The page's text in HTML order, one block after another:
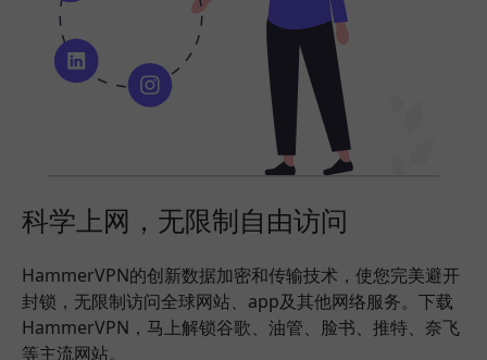
科学上网，无限制自由访问
HammerVPN的创新数据加密和传输技术，使您完美避开
封锁，无限制访问全球网站、app及其他网络服务。下载
HammerVPN，马上解锁谷歌、油管、脸书、推特、奈飞
等主流网站。